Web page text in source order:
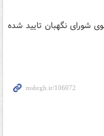
انتخابیه از سوی شورای نگهبان تایید شده